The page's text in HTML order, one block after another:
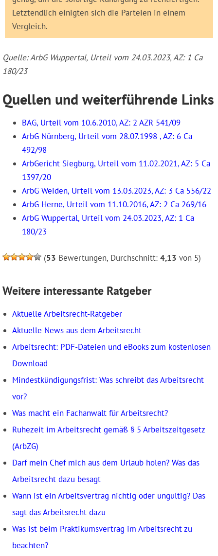
Letztendlich einigten sich die Parteien in einem
Vergleich.
Quelle: ArbG Wuppertal, Urteil vom 24.03.2023, AZ: 1 Ca
180/23
Quellen und weiterführende Links
BAG, Urteil vom 10.6.2010, AZ: 2 AZR 541/09
ArbG Nürnberg, Urteil vom 28.07.1998 , AZ: 6 Ca
492/98
ArbGericht Siegburg, Urteil vom 11.02.2021, AZ: 5 Ca
1397/20
ArbG Weiden, Urteil vom 13.03.2023, AZ: 3 Ca 556/22
ArbG Herne, Urteil vom 11.10.2016, AZ: 2 Ca 269/16
ArbG Wuppertal, Urteil vom 24.03.2023, AZ: 1 Ca
180/23
(53 Bewertungen, Durchschnitt: 4,13 von 5)
Weitere interessante Ratgeber
Aktuelle Arbeitsrecht-Ratgeber
Aktuelle News aus dem Arbeitsrecht
Arbeitsrecht: PDF-Dateien und eBooks zum kostenlosen
Download
Mindestkündigungsfrist: Was schreibt das Arbeitsrecht
vor?
Was macht ein Fachanwalt für Arbeitsrecht?
Ruhezeit im Arbeitsrecht gemäß § 5 Arbeitszeitgesetz
(ArbZG)
Darf mein Chef mich aus dem Urlaub holen? Was das
Arbeitsrecht dazu besagt
Wann ist ein Arbeitsvertrag nichtig oder ungültig? Das
sagt das Arbeitsrecht dazu
Was ist beim Praktikumsvertrag im Arbeitsrecht zu
beachten?